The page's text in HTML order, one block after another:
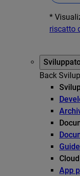
*
riscatto
Back
App